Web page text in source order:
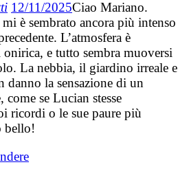
12/11/2025Ciao Mariano.
è sembrato ancora più intenso
L’atmosfera è
onirica, e tutto sembra muoversi
La nebbia, il giardino irreale e
la sensazione di un
se Lucian stesse
ricordi o le sue paure più
bello!